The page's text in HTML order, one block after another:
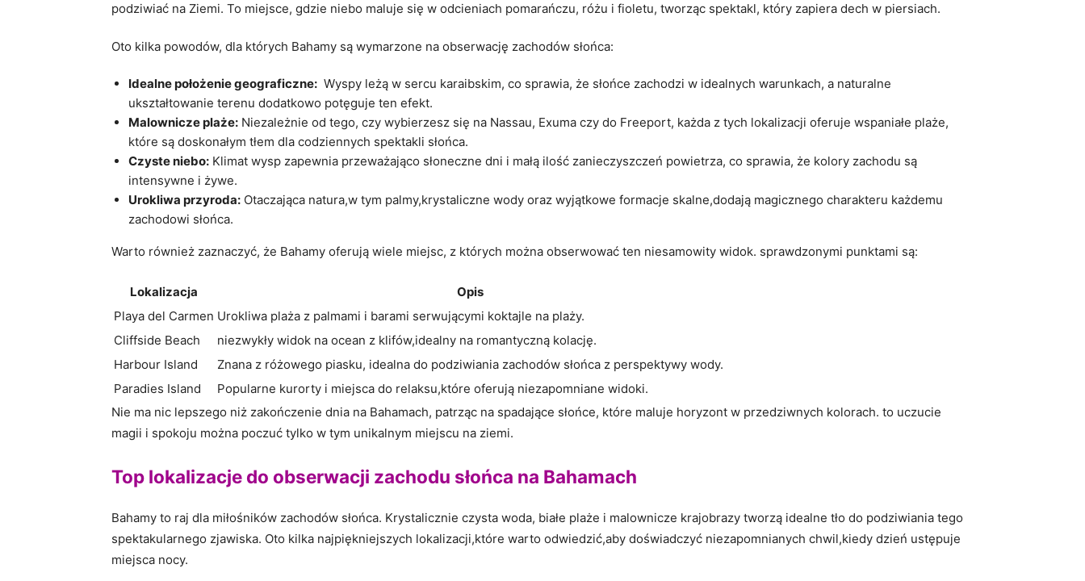
podziwiać na Ziemi. ​To miejsce, gdzie niebo ⁤maluje się w odcieniach pomarańczu, różu i ‍fioletu, tworząc spektakl, który zapiera ⁢dech w piersiach.
Oto kilka powodów, dla ​których Bahamy⁣ są wymarzone​ na obserwację zachodów słońca:
Idealne położenie ⁤geograficzne: ⁢ Wyspy ‍leżą w ⁤sercu karaibskim, co sprawia, że⁢ słońce‌ zachodzi w ⁤idealnych warunkach, a naturalne
⁤ukształtowanie terenu dodatkowo potęguje ten⁤ efekt.
Malownicze ‌plaże: Niezależnie od ⁣tego, czy wybierzesz się na Nassau,⁤ Exuma czy​ do Freeport, każda z tych lokalizacji ‌oferuje wspaniałe ‍plaże,
które są doskonałym tłem dla‌ codziennych spektakli słońca.
Czyste niebo: Klimat wysp zapewnia przeważająco słoneczne dni i małą ​ilość ⁤zanieczyszczeń powietrza, co sprawia, że⁢ kolory zachodu⁢ są
intensywne i żywe.
Urokliwa przyroda: Otaczająca natura,w tym ​palmy,krystaliczne ⁣wody oraz wyjątkowe‌ formacje skalne,dodają magicznego charakteru​ każdemu
zachodowi słońca.
Warto również zaznaczyć, że Bahamy oferują wiele ⁤miejsc,​ z których można obserwować ten niesamowity widok. sprawdzonymi​ punktami są:
Lokalizacja
Opis
Playa del Carmen Urokliwa plaża z palmami i barami ‌serwującymi koktajle na plaży.
Cliffside Beach
niezwykły⁢ widok na ‌ocean ‍z‌ klifów,idealny⁤ na romantyczną kolację.
Harbour ‍Island
Znana z różowego ‍piasku, idealna do​ podziwiania zachodów⁣ słońca z‍ perspektywy wody.
Paradies Island
Popularne ‍kurorty i miejsca do​ relaksu,które oferują niezapomniane widoki.
Nie​ ma nic lepszego niż zakończenie dnia na Bahamach, patrząc na spadające⁣ słońce,⁤ które maluje horyzont w ⁢przedziwnych kolorach. to uczucie
magii i spokoju można ​poczuć tylko ​w tym unikalnym miejscu na ziemi.
Top lokalizacje do ⁣obserwacji zachodu słońca na⁢ Bahamach
Bahamy to raj dla ‌miłośników​ zachodów słońca. Krystalicznie czysta​ woda,​ białe plaże i⁤ malownicze krajobrazy tworzą idealne tło‌ do podziwiania tego
spektakularnego zjawiska. Oto kilka najpiękniejszych‌ lokalizacji,które warto odwiedzić,aby⁤ doświadczyć niezapomnianych chwil,kiedy‌ dzień ustępuje ​
miejsca ⁤nocy.